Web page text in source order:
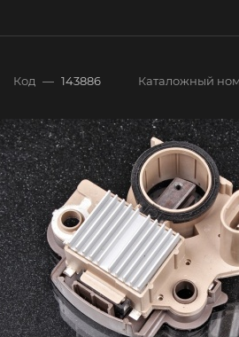
Код — 143886 Каталожный